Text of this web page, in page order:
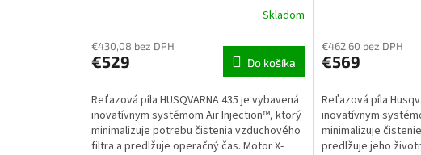
Skladom
€430,08 bez DPH
€529 Do košíka
Reťazová píla HUSQVARNA 435 je vybavená
inovatívnym systémom Air Injection™, ktorý
minimalizuje potrebu čistenia vzduchového
filtra a predlžuje operačný čas. Motor X-
€462,60 bez DPH
€569
Reťazová píla
inovatívnym
minimalizuje
predlžuje jeho